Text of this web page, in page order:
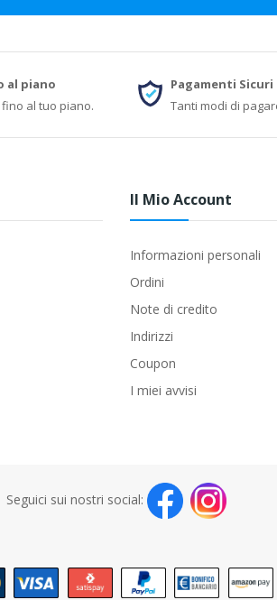
al piano
al tuo piano.
Pagamenti Sicuri
Tanti modi di
Il Mio Account
Informazioni personali
Ordini
Note di credito
Indirizzi
Coupon
I miei avvisi
Seguici sui nostri social: